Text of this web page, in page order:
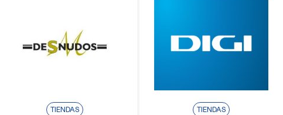
TIENDAS TIENDAS